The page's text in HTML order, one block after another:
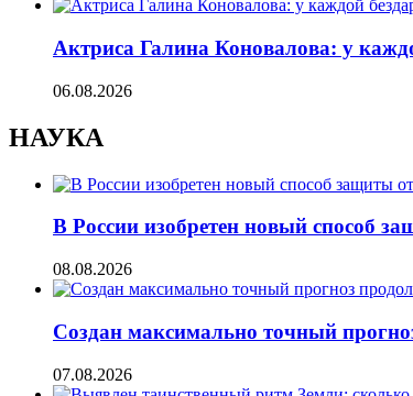
Актриса Галина Коновалова: у
06.08.2026
НАУКА
В России изобретен новый способ
08.08.2026
Создан максимально точный
07.08.2026